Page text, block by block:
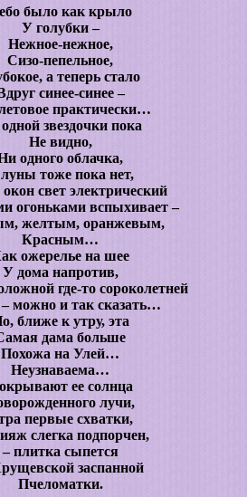
было как крыло
У голубки –
Нежное-нежное,
Сизо-пепельное,
а теперь стало
синее-синее –
практически…
звездочки пока
Не видно,
одного облачка,
тоже пока нет,
свет электрический
огоньками вспыхивает –
желтым, оранжевым,
Красным…
ожерелье на шее
У дома напротив,
где-то сороколетней
можно и так сказать…
ближе к утру, эта
дама больше
Похожа на Улей…
Неузнаваема…
ее солнца
лучи,
первые схватки,
слегка подпорчен,
– плитка сыпется
заспанной
Пчеломатки.